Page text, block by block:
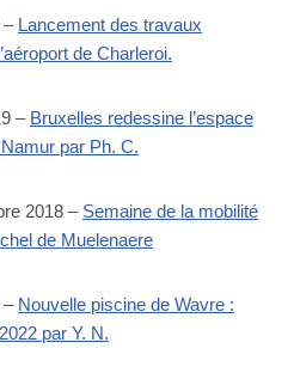
– Lancement des travaux
de Charleroi.
– Bruxelles redessine l’espace
par Ph. C.
2018 – Semaine de la mobilité
de Muelenaere
– Nouvelle piscine de Wavre :
par Y. N.